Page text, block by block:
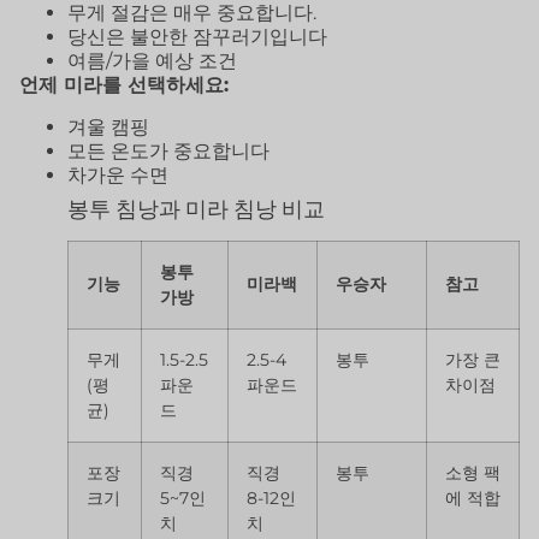
무게 절감은 매우 중요합니다.
당신은 불안한 잠꾸러기입니다
여름/가을 예상 조건
언제 미라를 선택하세요:
겨울 캠핑
모든 온도가 중요합니다
차가운 수면
봉투 침낭과 미라 침낭 비교
기능
봉투
가방
미라백 우승자 참고
무게
(평
균)
1.5-2.5
파운
드
2.5-4
파운드
봉투
가장 큰
차이점
포장
크기
직경
5~7인
치
직경
8-12인
치
봉투
소형 팩
에 적합